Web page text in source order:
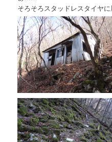
そろそろスタッドレスタイヤ